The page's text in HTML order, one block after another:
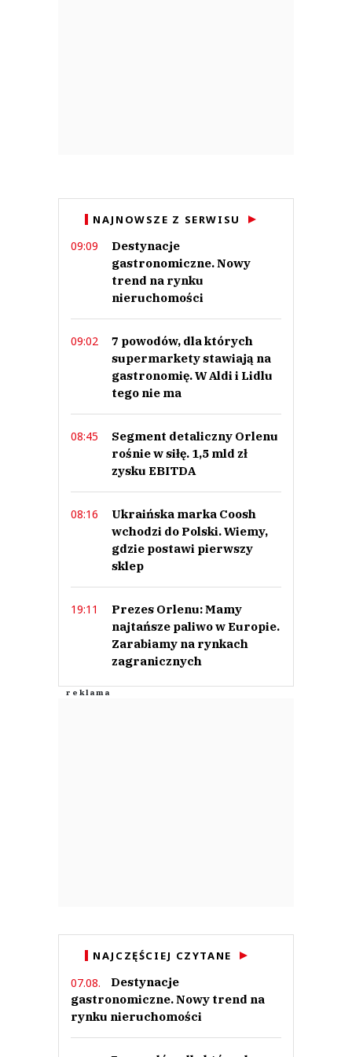
NAJNOWSZE Z SERWISU
09:09
Destynacje
gastronomiczne. Nowy
trend na rynku
nieruchomości
09:02
7 powodów, dla których
supermarkety stawiają na
gastronomię. W Aldi i Lidlu
tego nie ma
08:45
Segment detaliczny Orlenu
rośnie w siłę. 1,5 mld zł
zysku EBITDA
08:16
Ukraińska marka Coosh
wchodzi do Polski. Wiemy,
gdzie postawi pierwszy
sklep
19:11
Prezes Orlenu: Mamy
najtańsze paliwo w Europie.
Zarabiamy na rynkach
zagranicznych
NAJCZĘŚCIEJ CZYTANE
07.08.
Destynacje
gastronomiczne. Nowy trend na
rynku nieruchomości